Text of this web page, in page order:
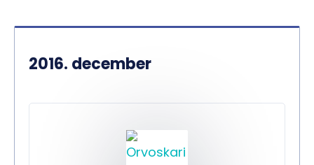
2016. december